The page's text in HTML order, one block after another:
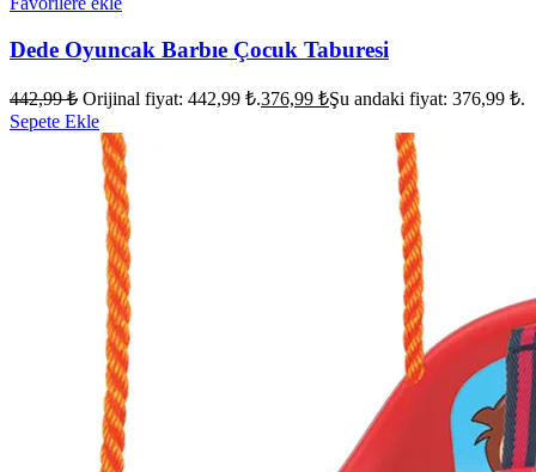
Dede Oyuncak Barbıe Çocuk Taburesi
442,99₺ Orijinal fiyat: 442,99 ₺.376,99 ₺Şu andaki fiyat: 376,99 ₺.
Sepete Ekle